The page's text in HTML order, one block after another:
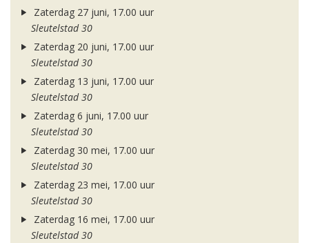
Zaterdag 27 juni, 17.00 uur
Sleutelstad 30
Zaterdag 20 juni, 17.00 uur
Sleutelstad 30
Zaterdag 13 juni, 17.00 uur
Sleutelstad 30
Zaterdag 6 juni, 17.00 uur
Sleutelstad 30
Zaterdag 30 mei, 17.00 uur
Sleutelstad 30
Zaterdag 23 mei, 17.00 uur
Sleutelstad 30
Zaterdag 16 mei, 17.00 uur
Sleutelstad 30